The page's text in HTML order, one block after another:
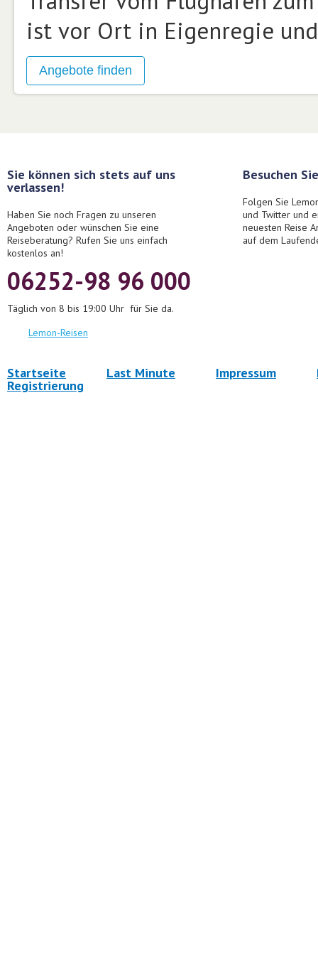
ist vor Ort in Eigenregie
Sie können sich stets auf uns
verlassen!
Haben Sie noch Fragen zu unseren
Angeboten oder wünschen Sie eine
Reiseberatung? Rufen Sie uns einfach
kostenlos an!
06252-98 96 000
Täglich von 8 bis 19:00 Uhr für Sie da.
Lemon-Reisen
Besuchen
Folgen Sie
und Twitter und
neuesten Reise
auf dem
Startseite Last Minute Impressum
Registrierung